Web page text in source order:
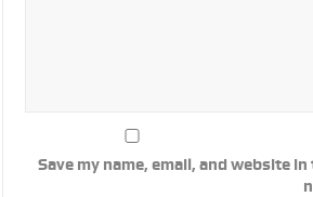
Save my name, email, and website